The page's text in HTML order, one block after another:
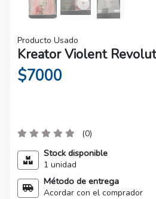
Producto Usado
Kreator Violent
$7000
(0)
Stock disponible
1 unidad
Método de entrega
Acordar con el comprador